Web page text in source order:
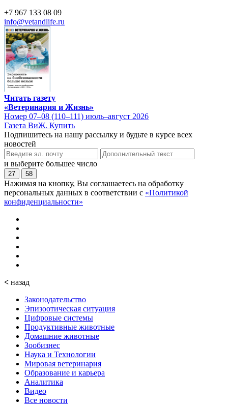
+7 967 133 08 09
info@vetandlife.ru
Читать газету
«Ветеринария и Жизнь»
Номер 07–08 (110–111) июль–август 2026
Газета ВиЖ. Купить
Подпишитесь на нашу рассылку и будьте в курсе всех
новостей
и выберите большее число
27 58
Нажимая на кнопку, Вы соглашаетесь на обработку
персональных данных в соответствии с «Политикой
конфиденциальности»
< назад
Законодательство
Эпизоотическая ситуация
Цифровые системы
Продуктивные животные
Домашние животные
Зообизнес
Наука и Технологии
Мировая ветеринария
Образование и карьера
Аналитика
Видео
Все новости